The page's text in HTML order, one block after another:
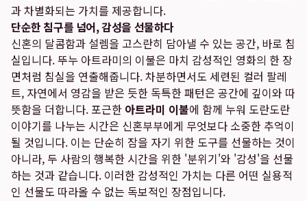
과 차별화되는 가치를 제공합니다.
단순한 침구를 넘어, 감성을 선물하다
신혼의 달콤함과 설렘을 고스란히 담아낼 수 있는 공간, 바로 침
실입니다. 뚜누 아트라미의 이불은 마치 감성적인 영화의 한 장
면처럼 침실을 연출해줍니다. 차분하면서도 세련된 컬러 팔레
트, 자연에서 영감을 받은 듯한 독특한 패턴은 공간에 깊이와 따
뜻함을 더합니다. 포근한 아트라미 이불에 함께 누워 도란도란
이야기를 나누는 시간은 신혼부부에게 무엇보다 소중한 추억이
될 것입니다. 이는 단순히 잠을 자기 위한 도구를 선물하는 것이
아니라, 두 사람의 행복한 시간을 위한 '분위기'와 '감성'을 선물
하는 것과 같습니다. 이러한 감성적인 가치는 다른 어떤 실용적
인 선물도 따라올 수 없는 독보적인 장점입니다.